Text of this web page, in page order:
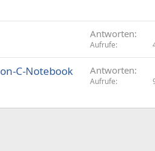
Antworten
Aufrufe
C-Notebook
Antworten
Aufrufe